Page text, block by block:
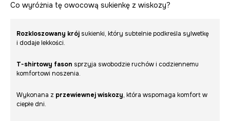
Co wyróżnia tę owocową sukienkę z wiskozy?
Rozkloszowany krój sukienki, który subtelnie podkreśla sylwetkę
i dodaje lekkości.
T-shirtowy fason sprzyja swobodzie ruchów i codziennemu
komfortowi noszenia.
Wykonana z przewiewnej wiskozy, która wspomaga komfort w
ciepłe dni.